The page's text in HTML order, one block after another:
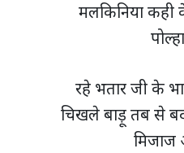
मलकिनिया कही
रहे भतार जी के
चिखले बाड़ू तब से
मिजाज